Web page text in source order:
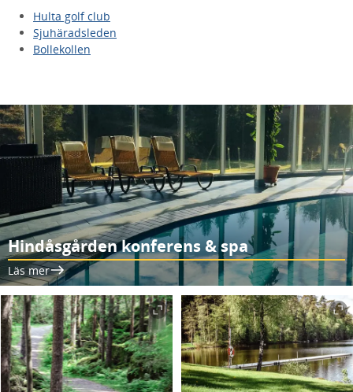
Hulta golf club
Sjuhäradsleden
Bollekollen
Hindåsgården konferens & spa
Läs mer